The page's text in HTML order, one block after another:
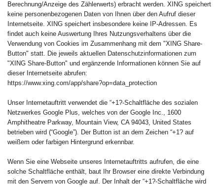
Berechnung/Anzeige des Zählerwerts) erbracht werden. XING speichert
keine personenbezogenen Daten von Ihnen über den Aufruf dieser
Internetseite. XING speichert insbesondere keine IP-Adressen. Es
findet auch keine Auswertung Ihres Nutzungsverhaltens über die
Verwendung von Cookies im Zusammenhang mit dem "XING Share-
Button" statt. Die jeweils aktuellen Datenschutzinformationen zum
"XING Share-Button" und ergänzende Informationen können Sie auf
dieser Internetseite abrufen:
https://www.xing.com/app/share?op=data_protection
Unser Internetauftritt verwendet die “+1?-Schaltfläche des sozialen
Netzwerkes Google Plus, welches von der Google Inc., 1600
Amphitheatre Parkway, Mountain View, CA 94043, United States
betrieben wird (“Google”). Der Button ist an dem Zeichen “+1? auf
weißem oder farbigen Hintergrund erkennbar.
Wenn Sie eine Webseite unseres Internetauftritts aufrufen, die eine
solche Schaltfläche enthält, baut Ihr Browser eine direkte Verbindung
mit den Servern von Google auf. Der Inhalt der “+1?-Schaltfläche wird